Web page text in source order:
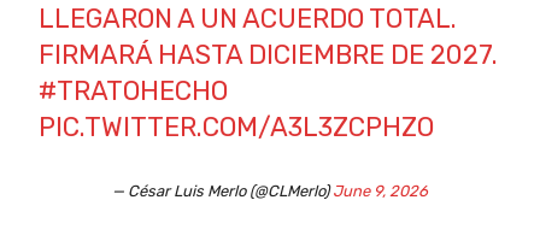
LLEGARON A UN ACUERDO TOTAL.
FIRMARÁ HASTA DICIEMBRE DE 2027.
#TRATOHECHO
PIC.TWITTER.COM/A3L3ZCPHZO
— César Luis Merlo (@CLMerlo)June 9, 2026